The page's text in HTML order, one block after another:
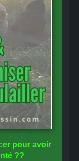
pour avoir
??